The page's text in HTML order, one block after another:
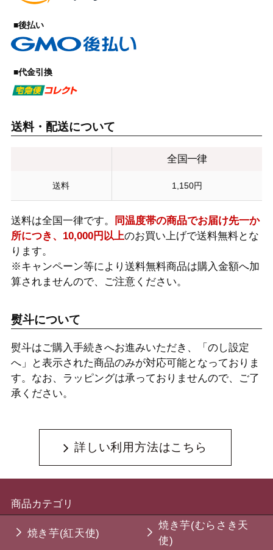
■後払い
■代金引換
送料・配送について
全国一律
送料 1,150円
送料は全国一律です。
同温度帯の商品でお届け先一か
所につき、10,000円以上のお買い上げで送料無料とな
ります。
※キャンペーン等により送料無料商品は購入金額へ加
算されませんので、ご注意ください。
熨斗について
熨斗はご購入手続きへお進みいただき、「のし設定
へ」と表示された商品のみが対応可能となっておりま
す。なお、ラッピングは承っておりませんので、ご了
承ください。
詳しい利用方法はこちら
商品カテゴリ
焼き芋(紅天使)
焼き芋(むらさき天
使)